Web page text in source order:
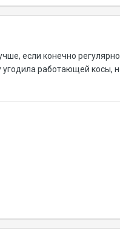
если конечно
работающей косы,